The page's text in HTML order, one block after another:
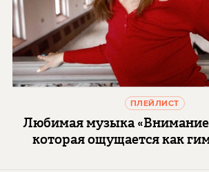
ПЛЕЙЛИСТ
Любимая музыка «Внимание
которая ощущается как